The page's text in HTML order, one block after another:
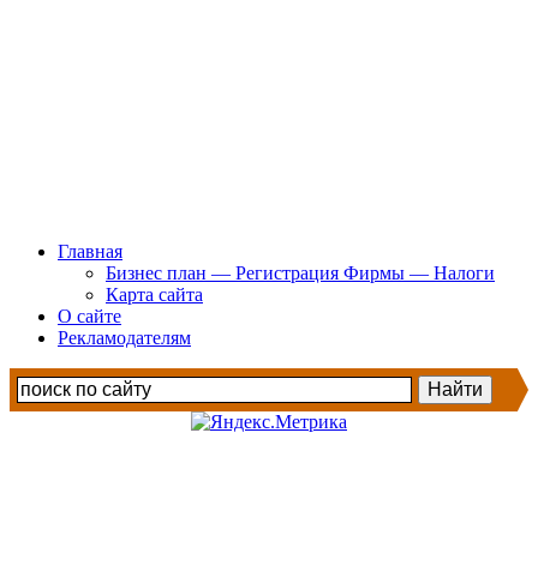
Главная
Бизнес план — Регистрация Фирмы — Налоги
Карта сайта
О сайте
Рекламодателям